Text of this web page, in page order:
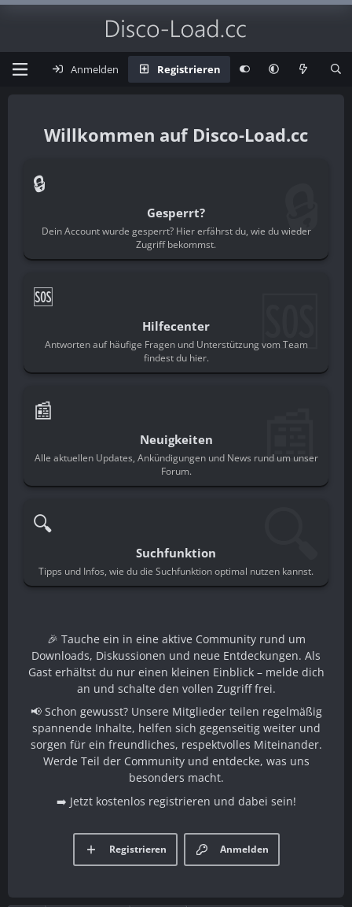
Anmelden Registrieren
Disco-Load.cc
🔒
Gesperrt?
Dein Account wurde gesperrt? Hier erfährst du, wie du wieder
Zugriff bekommst.
🔒
🆘
Hilfecenter
Antworten auf häufige Fragen und Unterstützung vom Team
findest du hier.
🆘
📰
Neuigkeiten
Alle aktuellen Updates, Ankündigungen und News rund um unser
Forum.
📰
🔍
Suchfunktion
Tipps und Infos, wie du die Suchfunktion optimal nutzen kannst.
🎉 Tauche ein in eine aktive Community rund um
Downloads, Diskussionen und neue Entdeckungen. Als
Gast erhältst du nur einen kleinen Einblick – melde dich
an und schalte den vollen Zugriff frei.
📢 Schon gewusst? Unsere Mitglieder teilen regelmäßig
spannende Inhalte, helfen sich gegenseitig weiter und
sorgen für ein freundliches, respektvolles Miteinander.
Werde Teil der Community und entdecke, was uns
besonders macht.
➡️ Jetzt kostenlos registrieren und dabei sein!
Anmelden
Registrieren